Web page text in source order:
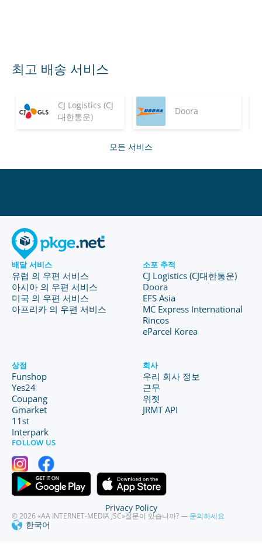
최고 배송 서비스
CJ Logistics (CJ
대한통운)
Doora
모든 서비스
배달 서비스
유럽 의 우편 서비스
아시아 의 우편 서비스
미국 의 우편 서비스
아프리카 의 우편 서비스
소포 추적
CJ Logistics (CJ대한통운)
Doora
EFS Asia
MC Express International
Rincos
eParcel Korea
상점
Funshop
Yes24
Coupang
Gmarket
11st
Interpark
회사
우리 회사 정보
근무
위젯
JRMT API
FOLLOW US
© 2026 «AA INTERNET-MEDIA JSC»질문이 있습니까? — 문의하세요
한국어
Privacy Policy